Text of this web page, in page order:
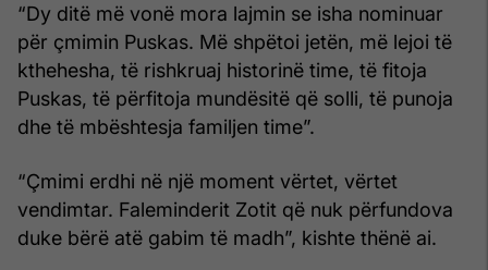
“Dy ditë më vonë mora lajmin se isha nominuar
për çmimin Puskas. Më shpëtoi jetën, më lejoi të
kthehesha, të rishkruaj historinë time, të fitoja
Puskas, të përfitoja mundësitë që solli, të punoja
dhe të mbështesja familjen time”.
“Çmimi erdhi në një moment vërtet, vërtet
vendimtar. Faleminderit Zotit që nuk përfundova
duke bërë atë gabim të madh”, kishte thënë ai.